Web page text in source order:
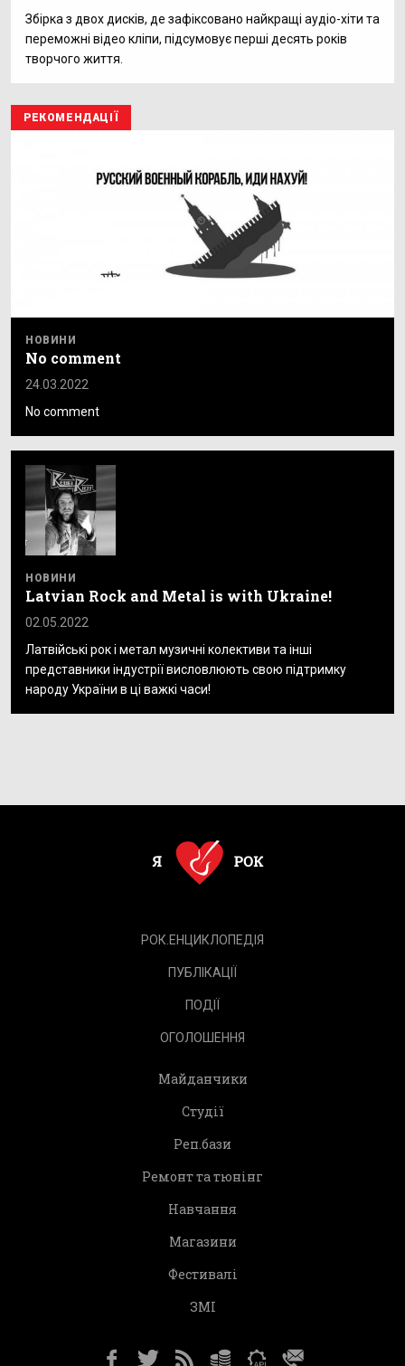
Збірка з двох дисків, де зафіксовано найкращі аудіо-хіти та
переможні відео кліпи, підсумовує перші десять років
творчого життя.
РЕКОМЕНДАЦІЇ
НОВИНИ
No comment
24.03.2022
No comment
НОВИНИ
Latvian Rock and Metal is with Ukraine!
02.05.2022
Латвійські рок і метал музичні колективи та інші
представники індустрії висловлюють свою підтримку
народу України в ці важкі часи!
РОК.ЕНЦИКЛОПЕДІЯ
ПУБЛІКАЦІЇ
ПОДІЇ
ОГОЛОШЕННЯ
Майданчики
Студії
Реп.бази
Ремонт та тюнінг
Навчання
Магазини
Фестивалі
ЗМІ